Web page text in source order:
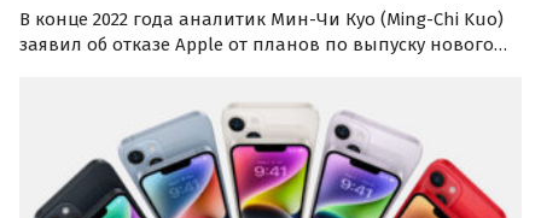
В конце 2022 года аналитик Мин-Чи Куо (Ming-Chi Kuo)
заявил об отказе Apple от планов по выпуску нового
поколением iPhone SE.